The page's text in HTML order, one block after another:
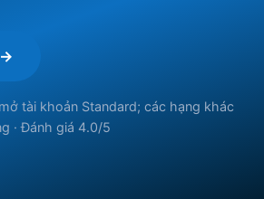
tài khoản Standard; các hạng khác
· Đánh giá 4.0/5